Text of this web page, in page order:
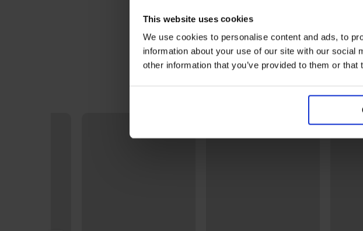
This website uses cookies
We use cookies to personalise content and ads, to
information about your use of our site with our
other information that you’ve provided to them or